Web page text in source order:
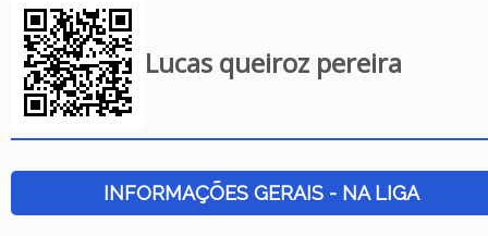
Lucas queiroz pereira
INFORMAÇÕES GERAIS - NA LIGA